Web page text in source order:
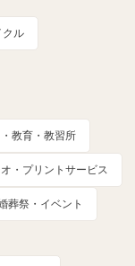
クル
教育・教習所
・プリントサービス
葬祭・イベント